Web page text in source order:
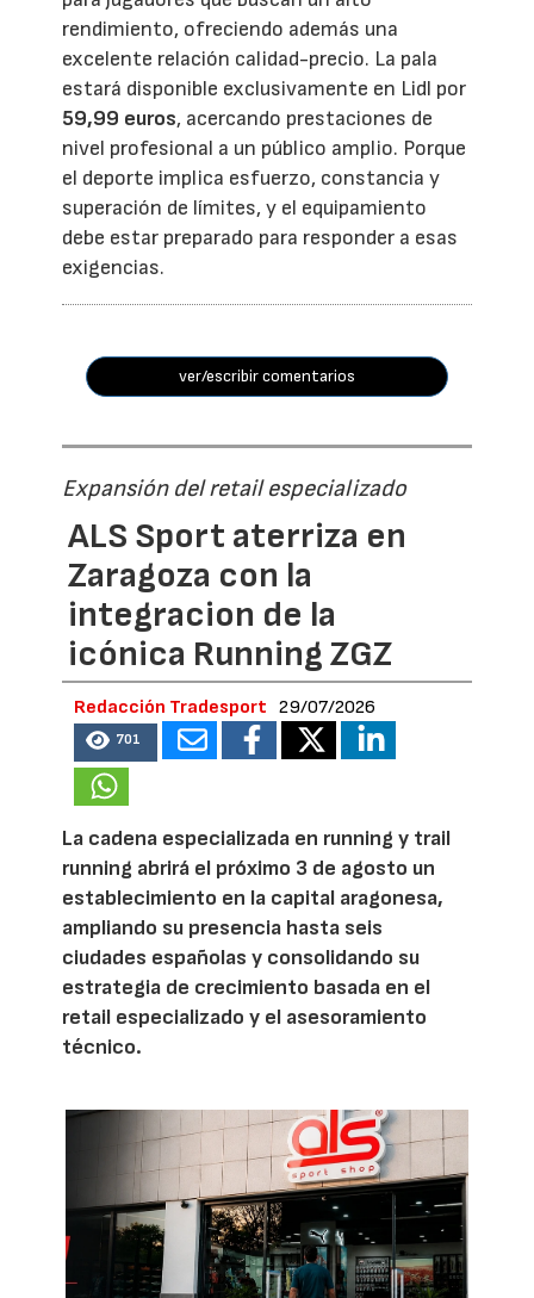
rendimiento, ofreciendo además una
excelente relación calidad-precio. La pala
estará disponible exclusivamente en Lidl por
59,99 euros, acercando prestaciones de
nivel profesional a un público amplio. Porque
el deporte implica esfuerzo, constancia y
superación de límites, y el equipamiento
debe estar preparado para responder a esas
exigencias.
ver/escribir comentarios
Expansión del retail especializado
ALS Sport aterriza en
Zaragoza con la
integracion de la
icónica Running ZGZ
Redacción Tradesport 29/07/2026
701
La cadena especializada en running y trail
running abrirá el próximo 3 de agosto un
establecimiento en la capital aragonesa,
ampliando su presencia hasta seis
ciudades españolas y consolidando su
estrategia de crecimiento basada en el
retail especializado y el asesoramiento
técnico.